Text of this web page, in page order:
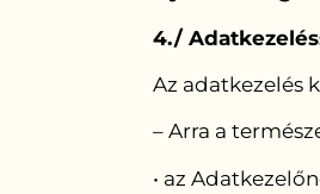
4./
Az adatkezelés
– Arra a
• az